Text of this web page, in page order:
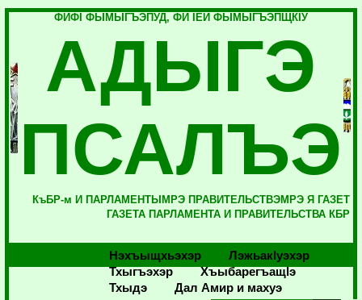
ФИФI ФЫМЫГЪЭПУД, ФИ IЕЙ ФЫМЫГЪЭПЩКIУ
АДЫГЭ
ПСАЛЪЭ
КъБР-м И ПАРЛАМЕНТЫМРЭ ПРАВИТЕЛЬСТВЭМРЭ Я ГАЗЕТ
ГАЗЕТА ПАРЛАМЕНТА И ПРАВИТЕЛЬСТВА КБР
Нэхъыщхьэхэр
Лэжьакlуэхэр
Тхыгъэхэр
Хъыбарегъащlэ
Тхыдэ
Дал Амир и махуэ